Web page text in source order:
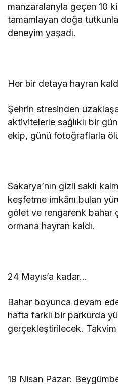
manzaralarıyla geçen 10
tamamlayan doğa
deneyim yaşadı.
Her bir detaya hayran
Şehrin stresinden
aktivitelerle sağlıklı bir
ekip, günü fotoğraflarla
Sakarya’nın gizli saklı
keşfetme imkânı bulan
gölet ve rengarenk bahar
ormana hayran kaldı.
24 Mayıs’a kadar…
Bahar boyunca devam
hafta farklı bir parkurda
gerçekleştirilecek.
19 Nisan Pazar: